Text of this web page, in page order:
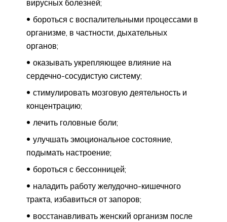
вирусных болезней;
бороться с воспалительными процессами в
организме, в частности, дыхательных
органов;
оказывать укрепляющее влияние на
сердечно-сосудистую систему;
стимулировать мозговую деятельность и
концентрацию;
лечить головные боли;
улучшать эмоциональное состояние,
подымать настроение;
бороться с бессонницей;
наладить работу желудочно-кишечного
тракта, избавиться от запоров;
восстанавливать женский организм после